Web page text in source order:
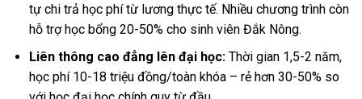
tự chi trả học phí từ lương thực tế. Nhiều chương trình còn
hỗ trợ học bổng 20-50% cho sinh viên Đắk Nông.
Liên thông cao đẳng lên đại học:Thời gian 1,5-2 năm,
học phí 10-18 triệu đồng/toàn khóa – rẻ hơn 30-50% so